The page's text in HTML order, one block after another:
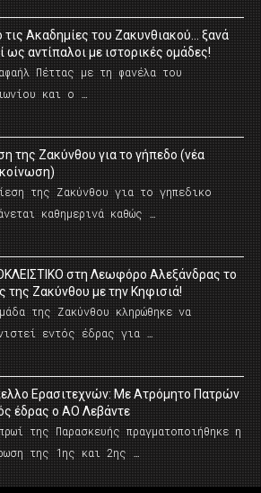
Ακαδημίες του Ζακυνθιακού… ξανά
ως αντίπαλοι με ιστορικές ομάδες!
Πέττας με τη φανέλα του
και ο …
της Ζακύνθου για το γήπεδο (νέα
της Ζακύνθου για το γηπεδικο
καθημερινά καθώς …
στη Λεωφόρο Αλεξάνδρας το
της Ζακύνθου με την Κηφισιά!
της Ζακύνθου κληρώθηκε να
εντός έδρας για …
Ερασιτεχνών: Με Ατρόμητο Πατρών
έδρας ο ΑΟ Λεβάντε
της Παρασκευής πραγματοποιήθηκε η
της 1ης και 2ης …